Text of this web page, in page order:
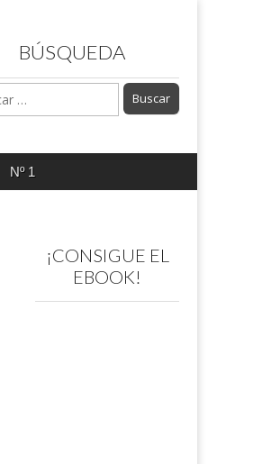
BÚSQUEDA
Nº 1
¡CONSIGUE EL
EBOOK!